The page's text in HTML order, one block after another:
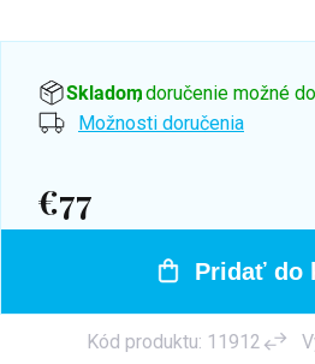
Skladom, doručenie možné do
Možnosti doručenia
€77
Jednotková
Pridať do
Kód produktu: 11912